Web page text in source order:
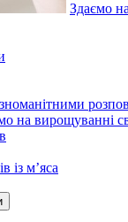
Здаємо
на вирощуванні
із м’яса